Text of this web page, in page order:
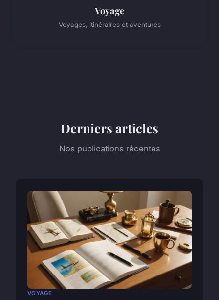
Voyage
Voyages, itinéraires et aventures
Derniers articles
Nos publications récentes
VOYAGE